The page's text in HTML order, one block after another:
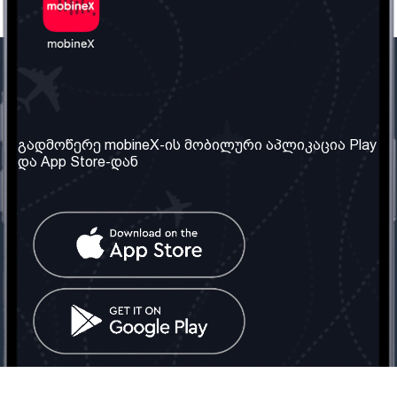
ჩვენ შესახებ
ჩვენი სერვისები
წესები და პირობები
კითხვები
კონტაქტი
საქართველო: თბილისი
ტელ: 032 2 04 00 50
ელ. ფოსტა:
info@mobinex.ge
სოციალური ქსელი
გადმოწერე mobineX-ის მობილური აპლიკაცია Play
და App Store-დან